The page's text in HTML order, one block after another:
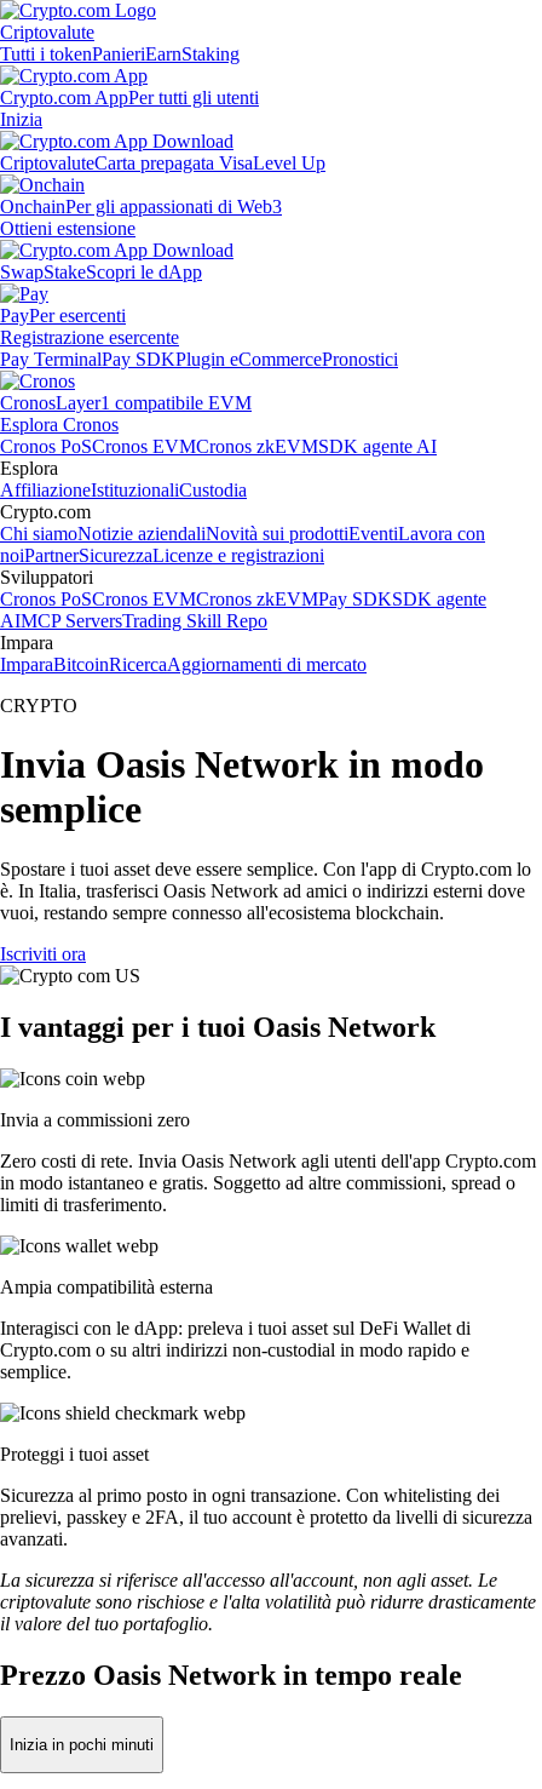
Criptovalute
Tutti i tokenPanieriEarnStaking
Crypto.com AppPer tutti gli utenti
Inizia
CriptovaluteCarta prepagata VisaLevel Up
OnchainPer gli appassionati di Web3
Ottieni estensione
SwapStakeScopri le dApp
PayPer esercenti
Registrazione esercente
Pay TerminalPay SDKPlugin eCommercePronostici
CronosLayer1 compatibile EVM
Esplora Cronos
Cronos PoSCronos EVMCronos zkEVMSDK agente AI
Esplora
AffiliazioneIstituzionaliCustodia
Crypto.com
Chi siamoNotizie aziendaliNovità sui prodottiEventiLavora con
noiPartnerSicurezzaLicenze e registrazioni
Sviluppatori
Cronos PoSCronos EVMCronos zkEVMPay SDKSDK agente
AIMCP ServersTrading Skill Repo
Impara
ImparaBitcoinRicercaAggiornamenti di mercato
CRYPTO
Invia Oasis Network in modo
semplice
Spostare i tuoi asset deve essere semplice. Con l'app di Crypto.com lo
è. In Italia, trasferisci Oasis Network ad amici o indirizzi esterni dove
vuoi, restando sempre connesso all'ecosistema blockchain.
Iscriviti ora
I vantaggi per i tuoi Oasis Network
Invia a commissioni zero
Zero costi di rete. Invia Oasis Network agli utenti dell'app Crypto.com
in modo istantaneo e gratis. Soggetto ad altre commissioni, spread o
limiti di trasferimento.
Ampia compatibilità esterna
Interagisci con le dApp: preleva i tuoi asset sul DeFi Wallet di
Crypto.com o su altri indirizzi non-custodial in modo rapido e
semplice.
Proteggi i tuoi asset
Sicurezza al primo posto in ogni transazione. Con whitelisting dei
prelievi, passkey e 2FA, il tuo account è protetto da livelli di sicurezza
avanzati.
La sicurezza si riferisce all'accesso all'account, non agli asset. Le
criptovalute sono rischiose e l'alta volatilità può ridurre drasticamente
il valore del tuo portafoglio.
Prezzo Oasis Network in tempo reale
Inizia in pochi minuti